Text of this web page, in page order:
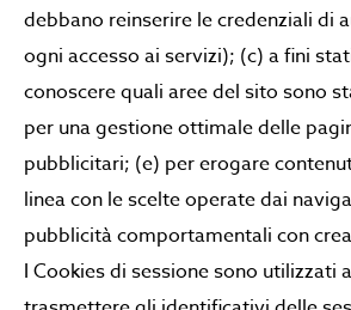
debbano reinserire le credenziali di
ogni accesso ai servizi); (c) a fini
conoscere quali aree del sito sono
per una gestione ottimale delle
pubblicitari; (e) per erogare
linea con le scelte operate dai
pubblicità comportamentali con
I Cookies di sessione sono utilizzati